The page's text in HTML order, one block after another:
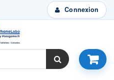
Connexion